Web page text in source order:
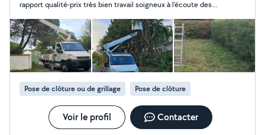
changement faîtage classique ou a sec PEINTURE:
intérieur extérieur sur tout supports RÉNOVATION:
intérieur extérieur NETTOYAGE et HYDROFUGE des
façades murs dallage toitures ENTRETIEN ESPACES
VERTS: Élagage Tailles et Abattage tout type d'arbres
toutes hauteurs Tailles de haies toutes hauteurs toutes
distances entretien des parc et jardin
débroussaillement Travail avec tout le matériel
nécessaire camion benne camion nacelle jusqu'à 20m
de haut je suis 100% autonome Déplacements et Devis
GRATUIT intervention Rapide
rapport qualité-prix très bien travail soigneux à l'écoute des
Pose de clôture ou de grillage Pose de clôture
Voir le profil Contacter